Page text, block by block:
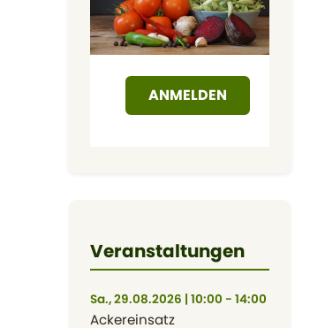
ANMELDEN
Veranstaltungen
Sa., 29.08.2026 | 10:00 - 14:00
Ackereinsatz